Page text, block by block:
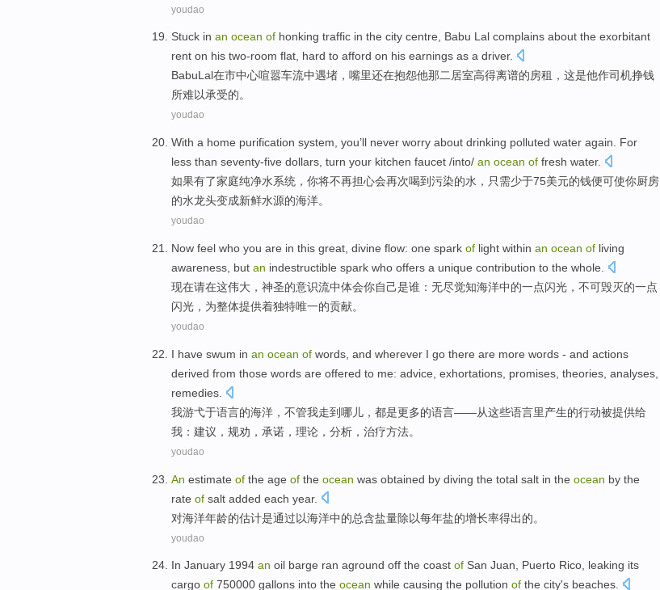
youdao
Stuck in an ocean of honking traffic in the city centre, Babu Lal complains about the exorbitant
rent on his two-room flat, hard to afford on his earnings as a driver.
BabuLal在市中心喧嚣车流中遇堵，嘴里还在抱怨他那二居室高得离谱的房租 ， 这是他作司机挣钱
所难以承受的。
youdao
With a home purification system you’ll never worry about drinking polluted water again . For
less than seventy-five dollars turn your kitchen faucet /into/ an ocean of fresh water.
如果有了家庭纯净水系统 ， 你将不再担心会再次喝到污染的水 ，只需少于75美元的钱便可使你厨房
的水龙头变成新鲜水源的海洋。
youdao
Now feel who you are in this great divine flow: one spark of light within an ocean of living
awareness but an indestructible spark who offers a unique contribution to the whole
现在请在这伟大 ， 神圣的意识流中体会你自己是谁 ：无尽觉知海洋中的一点闪光 ， 不可毁灭的一点
闪光，为整体提供着独特唯一的贡献。
youdao
I have swum in an ocean of words , and wherever I go there are more words - and actions
derived from those words are offered to me: advice exhortations promises theories analyses
remedies
我游弋于语言的海洋 ， 不管我走到哪儿，都是更多的语言——从这些语言里产生的行动被提供给
我 ： 建议 ， 规劝 ， 承诺 ， 理论 ，分析，治疗方法。
youdao
An estimate of the age of the ocean was obtained by diving the total salt in the ocean by the
rate of salt added each year.
对海洋年龄的估计是通过以海洋中的总含盐量除以每年盐的增长率得出的。
youdao
In January 1994 an oil barge ran aground off the coast of San Juan, Puerto Rico, leaking its
cargo of 750000 gallons into the ocean while causing the pollution of the city's beaches.